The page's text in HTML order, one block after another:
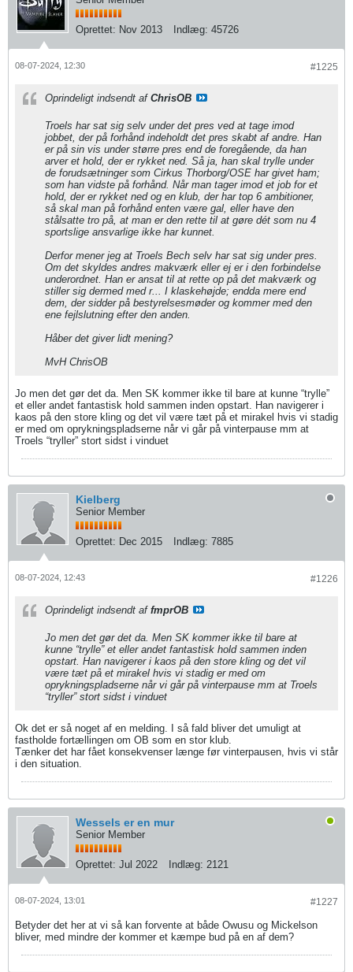
Oprettet: Nov 2013 Indlæg: 45726
#1225
08-07-2024, 12:30
Oprindeligt indsendt af ChrisOB
Troels har sat sig selv under det pres ved at tage imod
jobbet, der på forhånd indeholdt det pres skabt af andre. Han
er på sin vis under større pres end de foregående, da han
arver et hold, der er rykket ned. Så ja, han skal trylle under
de forudsætninger som Cirkus Thorborg/OSE har givet ham;
som han vidste på forhånd. Når man tager imod et job for et
hold, der er rykket ned og en klub, der har top 6 ambitioner,
så skal man på forhånd enten være gal, eller have den
stålsatte tro på, at man er den rette til at gøre dét som nu 4
sportslige ansvarlige ikke har kunnet.
Derfor mener jeg at Troels Bech selv har sat sig under pres.
Om det skyldes andres makværk eller ej er i den forbindelse
underordnet. Han er ansat til at rette op på det makværk og
stiller sig dermed med r... I klaskehøjde; endda mere end
dem, der sidder på bestyrelsesmøder og kommer med den
ene fejlslutning efter den anden.
Håber det giver lidt mening?
MvH ChrisOB
Jo men det gør det da. Men SK kommer ikke til bare at kunne “trylle”
et eller andet fantastisk hold sammen inden opstart. Han navigerer i
kaos på den store kling og det vil være tæt på et mirakel hvis vi stadig
er med om oprykningspladserne når vi går på vinterpause mm at
Troels “tryller” stort sidst i vinduet
Kielberg
Senior Member
Oprettet: Dec 2015 Indlæg: 7885
#1226
08-07-2024, 12:43
Oprindeligt indsendt af fmprOB
Jo men det gør det da. Men SK kommer ikke til bare at
kunne “trylle” et eller andet fantastisk hold sammen inden
opstart. Han navigerer i kaos på den store kling og det vil
være tæt på et mirakel hvis vi stadig er med om
oprykningspladserne når vi går på vinterpause mm at Troels
“tryller” stort sidst i vinduet
Ok det er så noget af en melding. I så fald bliver det umuligt at
fastholde fortællingen om OB som en stor klub.
Tænker det har fået konsekvenser længe før vinterpausen, hvis vi står
i den situation.
Wessels er en mur
Senior Member
Oprettet: Jul 2022 Indlæg: 2121
#1227
08-07-2024, 13:01
Betyder det her at vi så kan forvente at både Owusu og Mickelson
bliver, med mindre der kommer et kæmpe bud på en af dem?